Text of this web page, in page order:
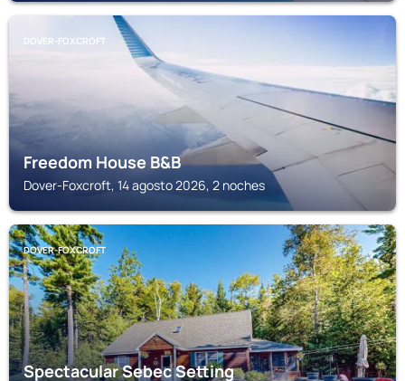
DOVER-FOXCROFT
Freedom House B&B
Dover-Foxcroft, 14 agosto 2026, 2 noches
DOVER-FOXCROFT
Spectacular Sebec Setting